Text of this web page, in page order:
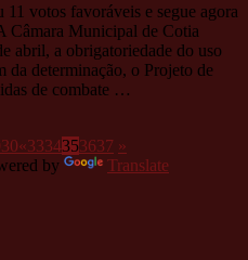
votos favoráveis e segue agora
Câmara Municipal de Cotia
abril, a obrigatoriedade do uso
da determinação, o Projeto de
de combate …
30«3334353637 »
by
Translate